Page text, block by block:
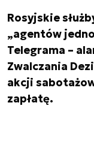
Rosyjskie
„agentów
Telegrama –
Zwalczania
akcji
zapłatę.